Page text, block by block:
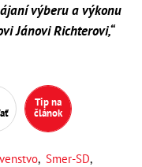
výberu a výkonu
Jánovi Richterovi,“
Tip na
článok
, Smer-SD,